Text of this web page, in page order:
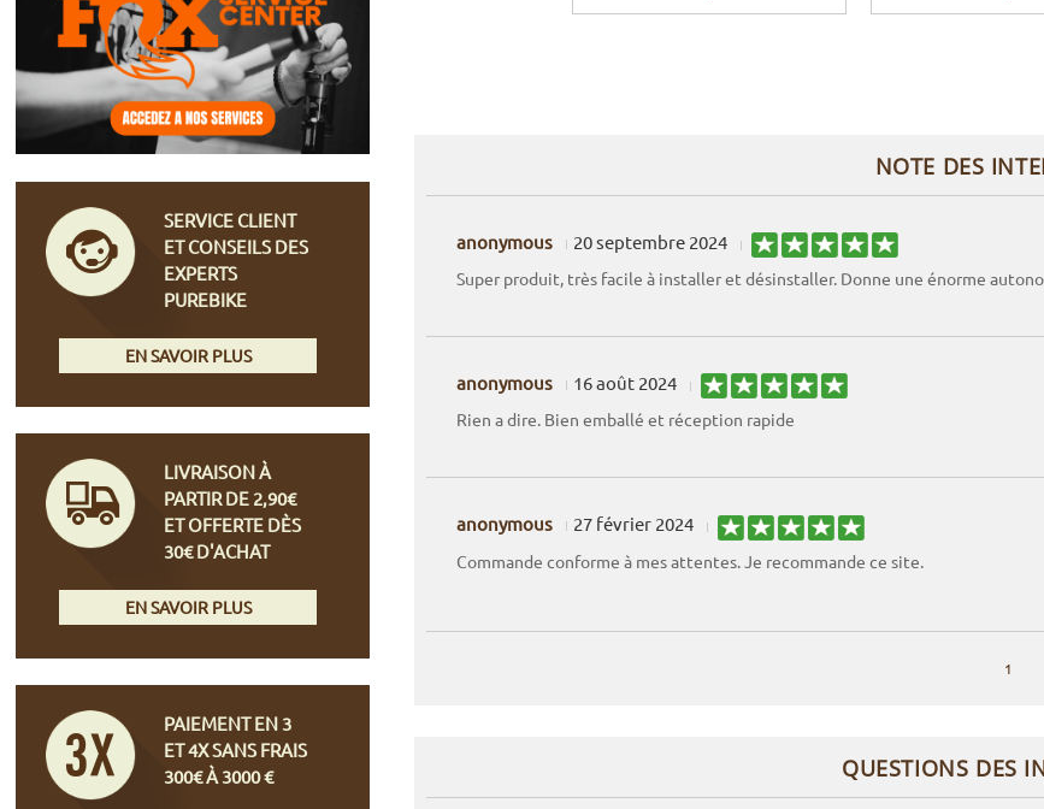
NOTE DES
anonymous 20 septembre 2024
Super produit, très facile à installer et désinstaller. Donne une énorme
anonymous 16 août 2024
Rien a dire. Bien emballé et réception rapide
anonymous 27 février 2024
Commande conforme à mes attentes. Je recommande ce site.
1
QUESTIONS DES
SERVICE CLIENT
ET CONSEILS DES
EXPERTS
PUREBIKE
EN SAVOIR PLUS
LIVRAISON À
PARTIR DE 2,90€
ET OFFERTE DÈS
30€ D'ACHAT
EN SAVOIR PLUS
PAIEMENT EN 3
ET 4X SANS FRAIS
300€ À 3000 €